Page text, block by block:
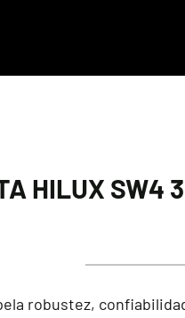
HILUX SW4
robustez,